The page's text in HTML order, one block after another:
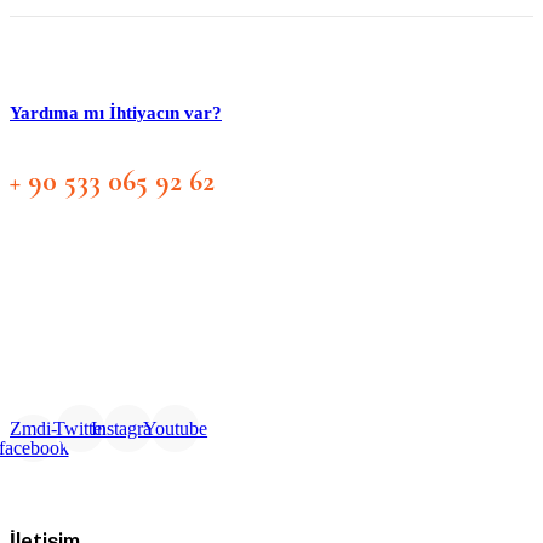
Yardıma mı İhtiyacın var?
+ 90 533 065 92 62
Zmdi-TwitterInstagramYoutube